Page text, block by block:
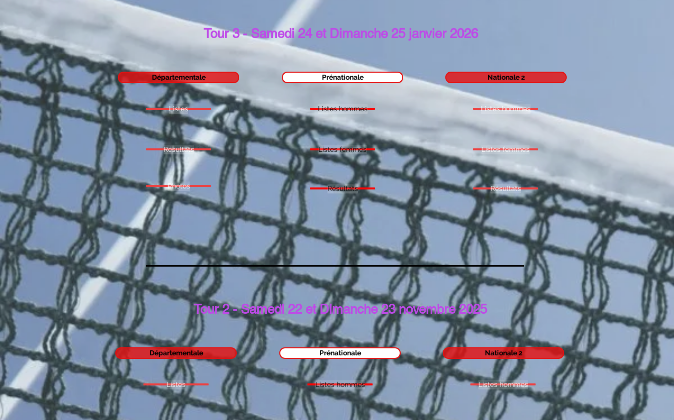
Tour 3 - Samedi 24 et Dimanche 25 janvier 2026
Départementale
Listes
Résultats
Photos
Prénationale
Listes hommes
Listes femmes
Résultats
Nationale 2
Listes hommes
Listes femmes
Résultats
Tour 2 - Samedi 22 et Dimanche 23 novembre 2025
Départementale
Listes
Prénationale
Listes hommes
Nationale 2
Listes hommes